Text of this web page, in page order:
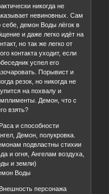
никогда не
невиновных. Сам
себе, демон Воды лёгок в
и даже легко идёт на
но так же легко от
контакта уходит, если
успел его
Порывист и
резок, но никогда не
на похвалу и
Демон, что с
взять?
и способности
Демон, полукровка.
подвластны стихии
и огня, Ангелам воздуха,
и земли)
Воды
персонажа